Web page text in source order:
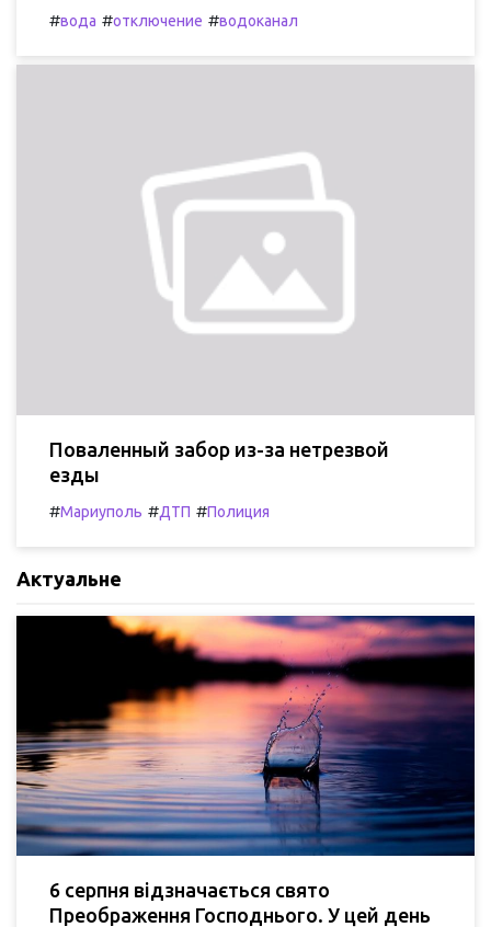
#вода #отключение #водоканал
Поваленный забор из-за нетрезвой
езды
#Мариуполь #ДТП #Полиция
Актуальне
6 серпня відзначається свято
Преображення Господнього. У цей день